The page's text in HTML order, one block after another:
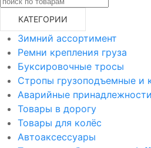
КАТЕГОРИИ
Зимний ассортимент
Ремни крепления груза
Буксировочные тросы
Стропы грузоподъемные и
Аварийные принадлежности
Товары в дорогу
Товары для колёс
Автоаксессуары